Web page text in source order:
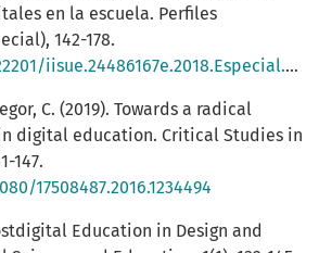
en la escuela. Perfiles
142-178.
iisue.24486167e.2018.Especial.59182
C. (2019). Towards a radical
digital education. Critical Studies in
147.
17508487.2016.1234494
Education in Design and